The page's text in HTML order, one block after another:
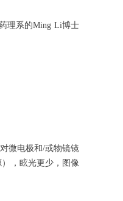
理系的Ming Li博士
微电极和/或物镜镜
，眩光更少，图像